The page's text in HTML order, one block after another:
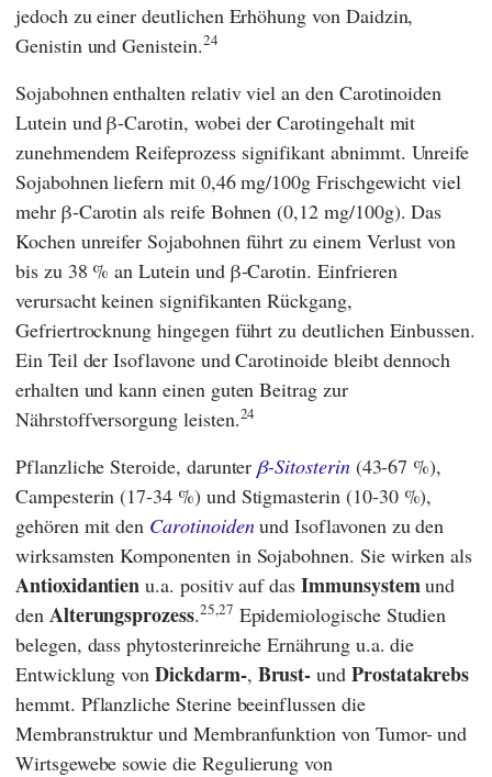
jedoch zu einer deutlichen Erhöhung von Daidzin,
Genistin und Genistein.24
Sojabohnen enthalten relativ viel an den Carotinoiden
Lutein und β-Carotin, wobei der Carotingehalt mit
zunehmendem Reifeprozess signifikant abnimmt. Unreife
Sojabohnen liefern mit 0,46 mg/100g Frischgewicht viel
mehr β-Carotin als reife Bohnen (0,12 mg/100g). Das
Kochen unreifer Sojabohnen führt zu einem Verlust von
bis zu 38 % an Lutein und β-Carotin. Einfrieren
verursacht keinen signifikanten Rückgang,
Gefriertrocknung hingegen führt zu deutlichen Einbussen.
Ein Teil der Isoflavone und Carotinoide bleibt dennoch
erhalten und kann einen guten Beitrag zur
Nährstoffversorgung leisten.24
Pflanzliche Steroide, darunter β-Sitosterin(43-67 %),
Campesterin (17-34 %) und Stigmasterin (10-30 %),
gehören mit den Carotinoidenund Isoflavonen zu den
wirksamsten Komponenten in Sojabohnen. Sie wirken als
Antioxidantien u.a. positiv auf dasImmunsystemund
den Alterungsprozess.25,27 Epidemiologische Studien
belegen, dass phytosterinreiche Ernährung u.a. die
Entwicklung vonDickdarm-, Brust-und Prostatakrebs
hemmt. Pflanzliche Sterine beeinflussen die
Membranstruktur und Membranfunktion von Tumor- und
Wirtsgewebe sowie die Regulierung von